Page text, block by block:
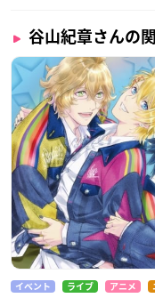
谷山紀章さんの
イベント ライブ アニメ